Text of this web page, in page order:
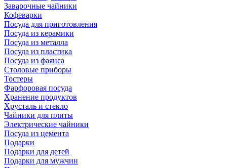
Заварочные чайники
Кофеварки
Посуда для приготовления
Посуда из керамики
Посуда из металла
Посуда из пластика
Посуда из фаянса
Столовые приборы
Тостеры
Фарфоровая посуда
Хранение продуктов
Хрусталь и стекло
Чайники для плиты
Электрические чайники
Посуда из цемента
Подарки
Подарки для детей
Подарки для мужчин